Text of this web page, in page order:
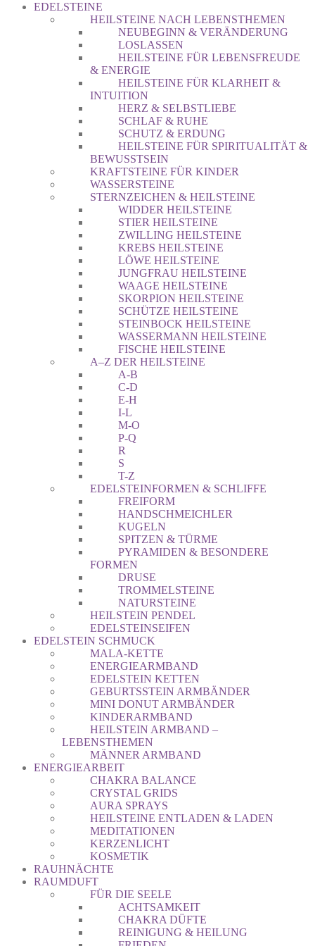
EDELSTEINE
HEILSTEINE NACH LEBENSTHEMEN
NEUBEGINN & VERÄNDERUNG
LOSLASSEN
HEILSTEINE FÜR LEBENSFREUDE
& ENERGIE
HEILSTEINE FÜR KLARHEIT &
INTUITION
HERZ & SELBSTLIEBE
SCHLAF & RUHE
SCHUTZ & ERDUNG
HEILSTEINE FÜR SPIRITUALITÄT &
BEWUSSTSEIN
KRAFTSTEINE FÜR KINDER
WASSERSTEINE
STERNZEICHEN & HEILSTEINE
WIDDER HEILSTEINE
STIER HEILSTEINE
ZWILLING HEILSTEINE
KREBS HEILSTEINE
LÖWE HEILSTEINE
JUNGFRAU HEILSTEINE
WAAGE HEILSTEINE
SKORPION HEILSTEINE
SCHÜTZE HEILSTEINE
STEINBOCK HEILSTEINE
WASSERMANN HEILSTEINE
FISCHE HEILSTEINE
A–Z DER HEILSTEINE
A-B
C-D
E-H
I-L
M-O
P-Q
R
S
T-Z
EDELSTEINFORMEN & SCHLIFFE
FREIFORM
HANDSCHMEICHLER
KUGELN
SPITZEN & TÜRME
PYRAMIDEN & BESONDERE
FORMEN
DRUSE
TROMMELSTEINE
NATURSTEINE
HEILSTEIN PENDEL
EDELSTEINSEIFEN
EDELSTEIN SCHMUCK
MALA-KETTE
ENERGIEARMBAND
EDELSTEIN KETTEN
GEBURTSSTEIN ARMBÄNDER
MINI DONUT ARMBÄNDER
KINDERARMBAND
HEILSTEIN ARMBAND –
LEBENSTHEMEN
MÄNNER ARMBAND
ENERGIEARBEIT
CHAKRA BALANCE
CRYSTAL GRIDS
AURA SPRAYS
HEILSTEINE ENTLADEN & LADEN
MEDITATIONEN
KERZENLICHT
KOSMETIK
RAUHNÄCHTE
RAUMDUFT
FÜR DIE SEELE
ACHTSAMKEIT
CHAKRA DÜFTE
REINIGUNG & HEILUNG